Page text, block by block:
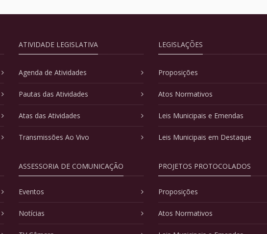
ATIVIDADE LEGISLATIVA
Agenda de Atividades
Pautas das Atividades
Atas das Atividades
Transmissões Ao Vivo
ASSESSORIA DE COMUNICAÇÃO
Eventos
Notícias
LEGISLAÇÕES
Proposições
Atos Normativos
Leis Municipais e Emendas
Leis Municipais em Destaque
PROJETOS PROTOCOLADOS
Proposições
Atos Normativos